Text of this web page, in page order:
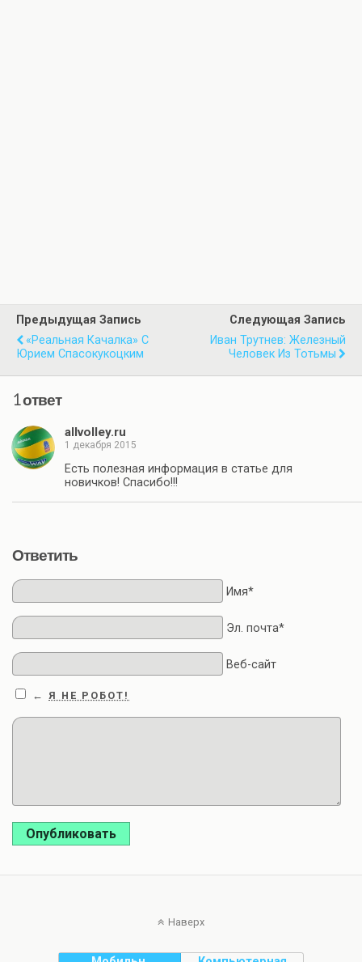
Предыдущая Запись
«Реальная Качалка» С
Юрием Спасокукоцким
Следующая Запись
Иван Трутнев: Железный
Человек Из Тотьмы
1 ответ
allvolley.ru
1 декабря 2015
Есть полезная информация в статье для
новичков! Спасибо!!!
Ответить
Имя*
Эл. почта*
Веб-сайт
← Я НЕ РОБОТ!
Опубликовать
Наверх